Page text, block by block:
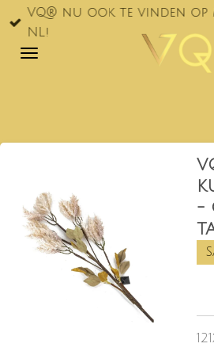
Ga
direct
naar
VQ® nu ook te vinden
NL!
-